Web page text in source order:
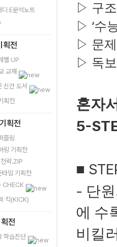
디 E분석노트
획전
벨 UP
교재
신간 도서
획전
획전
즐링
링 기획전
략.ZIP
임 기획전
CHECK
킥(KICK)
전
학습진단
▷ 구
▷ ‘수
▷ 문
▷ 독
혼자
5-
■
- 단
에 수
비킬